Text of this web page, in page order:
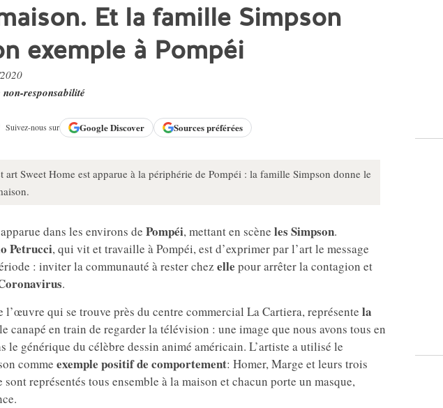
Et la famille Simpson
exemple à Pompéi
non-responsabilité
Suivez-nous sur GoogleDiscover Sources préférées
art Sweet Home est apparue à la périphérie de Pompéi : la famille Simpson donne le
dans les environs de Pompéi, mettant en scène les Simpson.
Petrucci, qui vit et travaille à Pompéi, est d’exprimer par l’art le message
: inviter la communauté à rester chez elle pour arrêter la contagion et
.
l’œuvre qui se trouve près du centre commercial La Cartiera, représente la
canapé en train de regarder la télévision : une image que nous avons tous en
le générique du célèbre dessin animé américain. L’artiste a utilisé le
comme exemple positif de comportement: Homer, Marge et leurs trois
représentés tous ensemble à la maison et chacun porte un masque,